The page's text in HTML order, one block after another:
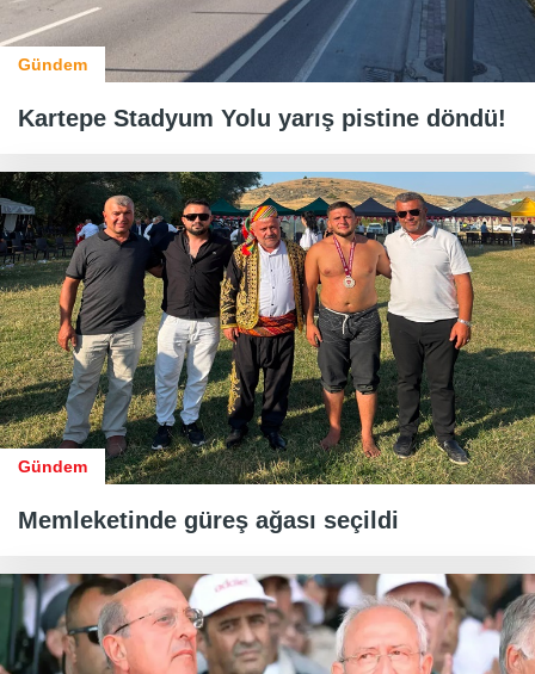
Gündem
Kartepe Stadyum Yolu yarış pistine döndü!
Gündem
Memleketinde güreş ağası seçildi